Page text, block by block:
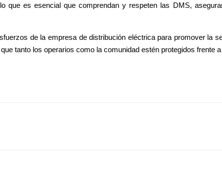
que es esencial que comprendan y respeten las DMS,
de la empresa de distribución eléctrica para promover la
tanto los operarios como la comunidad estén protegidos frente